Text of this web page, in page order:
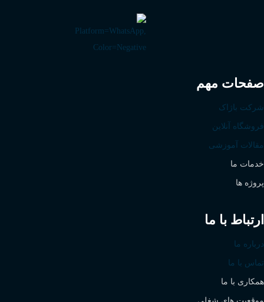
صفحات مهم
شرکت باژاک
فروشگاه آنلاین
مقالات آموزشی
خدمات ما
پروژه ها
ارتباط با ما
درباره ما
تماس با ما
همکاری با ما